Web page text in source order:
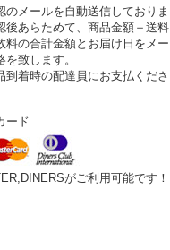
のメールを自動送信しておりま
後あらためて、商品金額＋送料
料の合計金額とお届け日をメー
致します。
到着時の配達員にお支払くださ
ード
がご利用可能です！